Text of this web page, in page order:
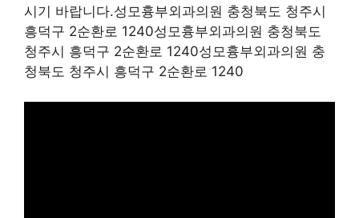
시기 바랍니다.성모흉부외과의원 충청북도 청주시
흥덕구 2순환로 1240성모흉부외과의원 충청북도
청주시 흥덕구 2순환로 1240성모흉부외과의원 충
청북도 청주시 흥덕구 2순환로 1240